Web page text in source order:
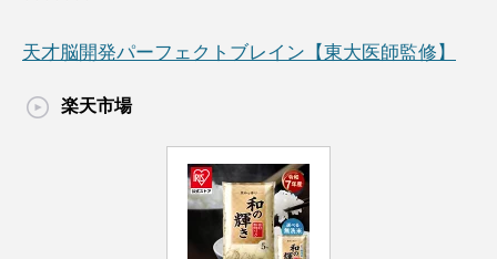
天才脳開発パーフェクトブレイン【東大医師監修】
楽天市場